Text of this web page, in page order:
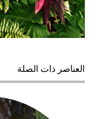
العناصر ذات الصلة